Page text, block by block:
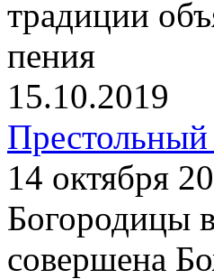
традиции
пения
15.10.2019
14 октября
Богородицы
совершена